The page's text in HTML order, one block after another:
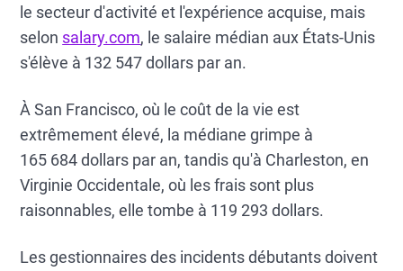
le secteur d'activité et l'expérience acquise, mais
selon salary.com, le salaire médian aux États-Unis
s'élève à 132 547 dollars par an.
À San Francisco, où le coût de la vie est
extrêmement élevé, la médiane grimpe à
165 684 dollars par an, tandis qu'à Charleston, en
Virginie Occidentale, où les frais sont plus
raisonnables, elle tombe à 119 293 dollars.
Les gestionnaires des incidents débutants doivent